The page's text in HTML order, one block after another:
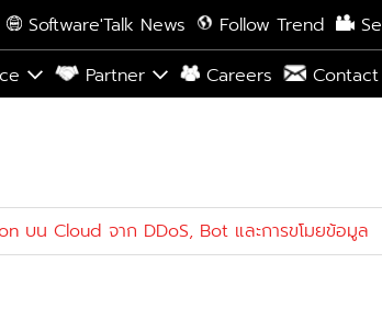
Software'Talk News Follow Trend
Partner Careers Contact
บน Cloud จาก DDoS, Bot และการขโมยข้อมูล